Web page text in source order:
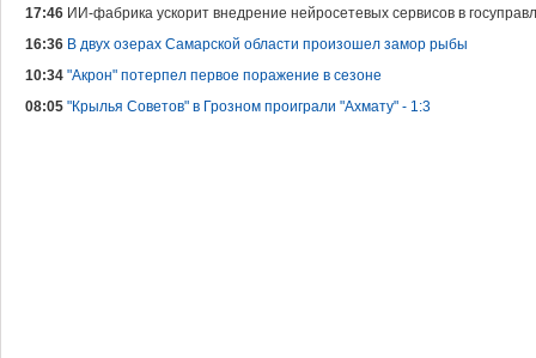
17:46 ИИ-фабрика ускорит внедрение нейросетевых сервисов в
16:36 В двух озерах Самарской области произошел замор рыбы
10:34 "Акрон" потерпел первое поражение в сезоне
08:05 "Крылья Советов" в Грозном проиграли "Ахмату" - 1:3